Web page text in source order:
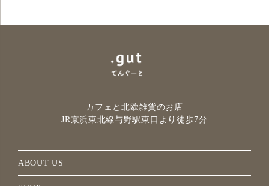
カフェと北欧雑貨のお店
JR京浜東北線与野駅東口より徒歩7分
ABOUT US